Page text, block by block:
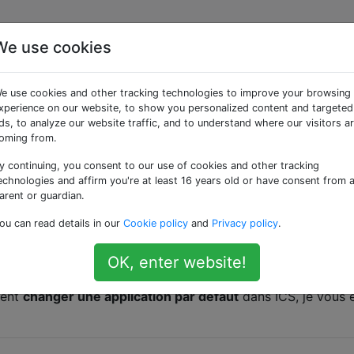
une application par
Sandwich?
défaut tout en ayant Gingerbread 2.3.6.
mon Nexus S vers
par défaut, mais je ne trouve plus où sélectionner /
téléphone, googlé et exploré les forums, mais sans
changer une application par défautdans ICS, je vous
use cookies
use cookies and other tracking technologies to improve your browsing
on our website, to show you personalized content and targeted
to analyze our website traffic, and to understand where our visitors
from.
continuing, you consent to our use of cookies and other tracking
and affirm you're at least 16 years old or have consent from a
or guardian.
can read details in our Cookie policy and Privacy policy.
OK, enter website!